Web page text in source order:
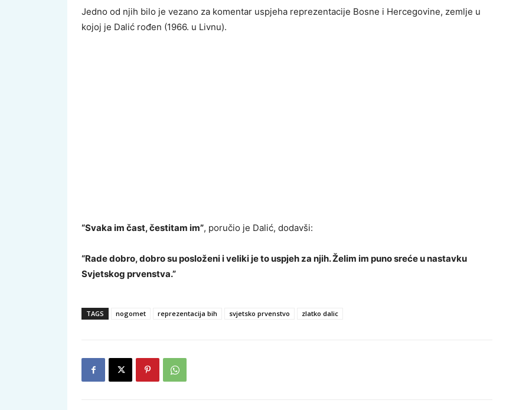
Jedno od njih bilo je vezano za komentar uspjeha reprezentacije Bosne i Hercegovine, zemlje u
kojoj je Dalić rođen (1966. u Livnu).
“Svaka im čast, čestitam im”, poručio je Dalić, dodavši:
“Rade dobro, dobro su posloženi i veliki je to uspjeh za njih. Želim im puno sreće u nastavku
Svjetskog prvenstva.”
TAGS nogomet reprezentacija bih svjetsko prvenstvo zlatko dalic